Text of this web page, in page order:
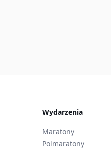
Wydarzenia
Maratony
Polmaratony